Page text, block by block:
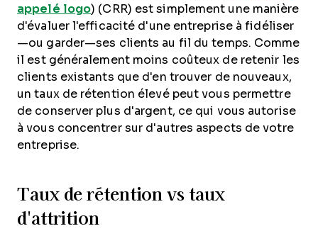
appelé logo) (CRR) est simplement une manière
d'évaluer l'efficacité d'une entreprise à fidéliser
—ou garder—ses clients au fil du temps. Comme
il est généralement moins coûteux de retenir les
clients existants que d'en trouver de nouveaux,
un taux de rétention élevé peut vous permettre
de conserver plus d'argent, ce qui vous autorise
à vous concentrer sur d'autres aspects de votre
entreprise.
Taux de rétention vs taux
d'attrition